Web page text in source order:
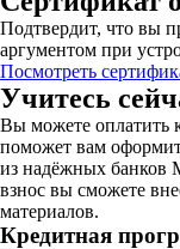
Подтвердит, что вы
аргументом при
Посмотреть
Учитесь
Вы можете оплатить
поможет вам
из надёжных банков
взнос вы сможете
материалов.
Кредитная